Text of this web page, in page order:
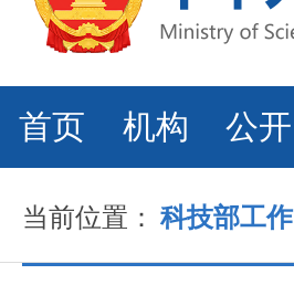
首页 机构 公开
当前位置： 科技部工作